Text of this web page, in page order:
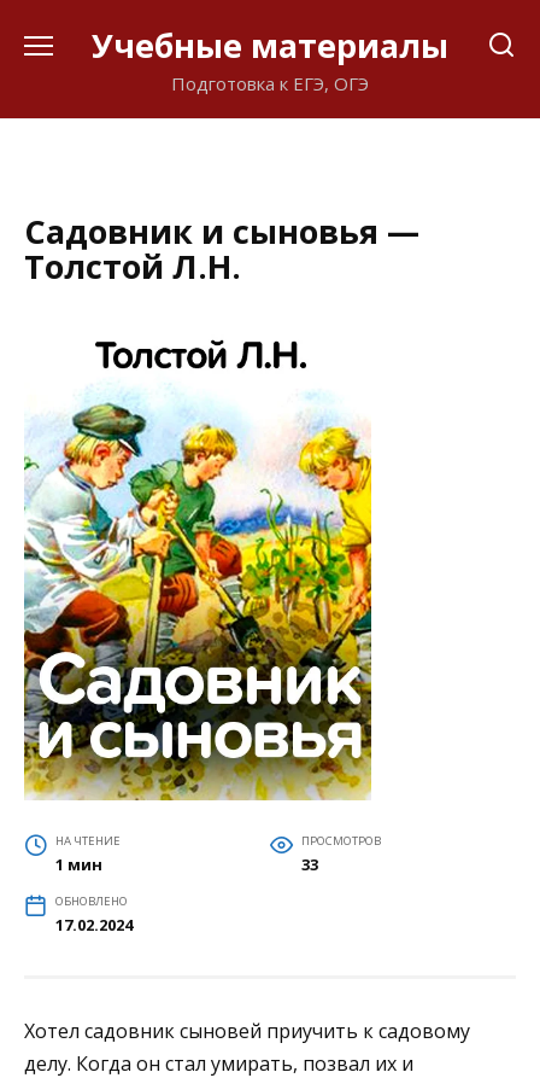
Учебные материалы
Подготовка к ЕГЭ, ОГЭ
Садовник и сыновья —
Толстой Л.Н.
НА ЧТЕНИЕ
1 мин
ПРОСМОТРОВ
33
ОБНОВЛЕНО
17.02.2024
Хотел садовник сыновей приучить к садовому
делу. Когда он стал умирать, позвал их и